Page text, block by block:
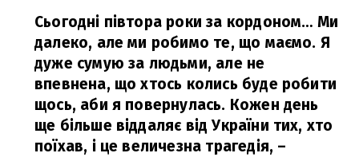
Сьогодні півтора роки за кордоном… Ми
далеко, але ми робимо те, що маємо. Я
дуже сумую за людьми, але не
впевнена, що хтось колись буде робити
щось, аби я повернулась. Кожен день
ще більше віддаляє від України тих, хто
поїхав, і це величезна трагедія, –